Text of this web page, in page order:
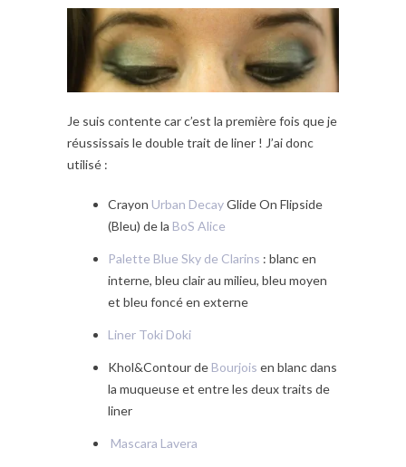
Je suis contente car c’est la première fois que je
réussissais le double trait de liner ! J’ai donc
utilisé :
Crayon Urban DecayGlide On Flipside
(Bleu) de la BoS Alice
Palette Blue Sky de Clarins : blanc en
interne, bleu clair au milieu, bleu moyen
et bleu foncé en externe
Liner Toki Doki
Khol&Contour de Bourjois en blanc dans
la muqueuse et entre les deux traits de
liner
Mascara Lavera